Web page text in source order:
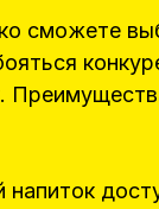
сможете